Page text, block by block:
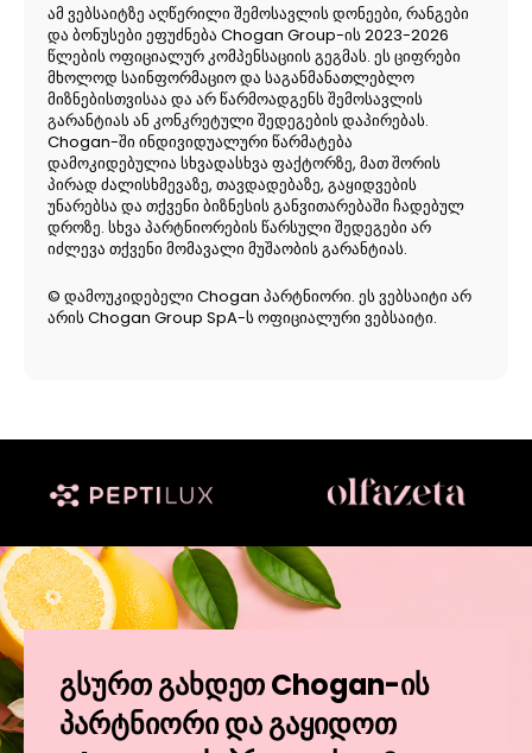
ამ ვებსაიტზე აღწერილი შემოსავლის დონეები, რანგები
და ბონუსები ეფუძნება Chogan Group-ის 2023-2026
წლების ოფიციალურ კომპენსაციის გეგმას. ეს ციფრები
მხოლოდ საინფორმაციო და საგანმანათლებლო
მიზნებისთვისაა და არ წარმოადგენს შემოსავლის
გარანტიას ან კონკრეტული შედეგების დაპირებას.
Chogan-ში ინდივიდუალური წარმატება
დამოკიდებულია სხვადასხვა ფაქტორზე, მათ შორის
პირად ძალისხმევაზე, თავდადებაზე, გაყიდვების
უნარებსა და თქვენი ბიზნესის განვითარებაში ჩადებულ
დროზე. სხვა პარტნიორების წარსული შედეგები არ
იძლევა თქვენი მომავალი მუშაობის გარანტიას.
© დამოუკიდებელი Chogan პარტნიორი. ეს ვებსაიტი არ
არის Chogan Group SpA-ს ოფიციალური ვებსაიტი.
გსურთ გახდეთ Chogan-ის
პარტნიორი და გაყიდოთ